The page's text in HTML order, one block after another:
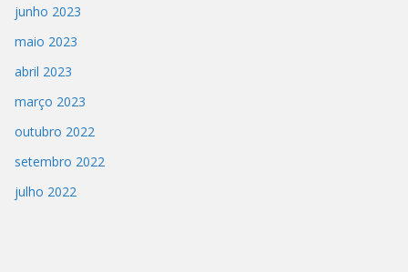
junho 2023
maio 2023
abril 2023
março 2023
outubro 2022
setembro 2022
julho 2022